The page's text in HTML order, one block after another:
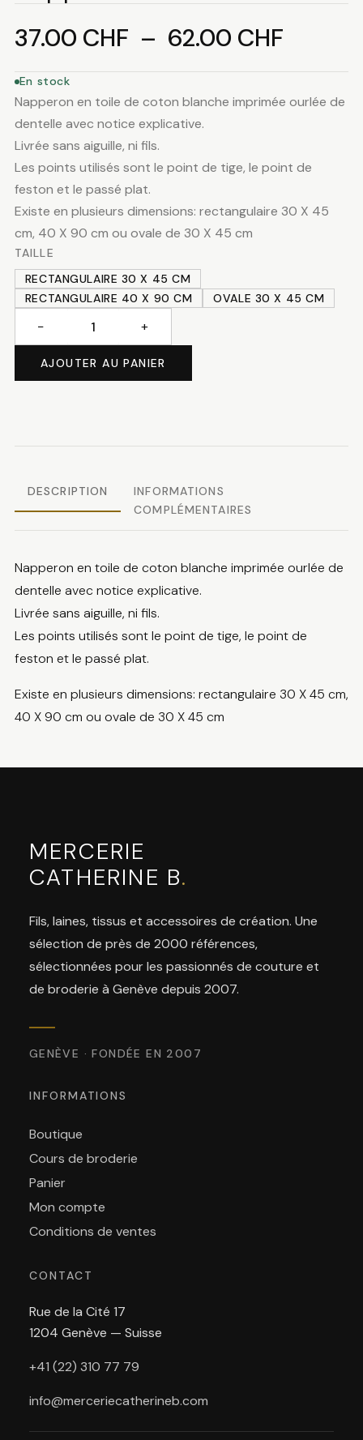
37.00 CHF – 62.00 CHFPlage
de
37.00
à
En stock
Napperon en toile de coton blanche imprimée ourlée de
dentelle avec notice explicative.
Livrée sans aiguille, ni fils.
Les points utilisés sont le point de tige, le point de
feston et le passé plat.
Existe en plusieurs dimensions: rectangulaire 30 X 45
cm, 40 X 90 cm ou ovale de 30 X 45 cm
TAILLE
RECTANGULAIRE 30 X 45 CM
RECTANGULAIRE 40 X 90 CM
OVALE 30 X 45 CM
Napperon
− +
AJOUTER AU PANIER
DESCRIPTION
INFORMATIONS
COMPLÉMENTAIRES
Napperon en toile de coton blanche imprimée ourlée de
dentelle avec notice explicative.
Livrée sans aiguille, ni fils.
Les points utilisés sont le point de tige, le point de
feston et le passé plat.
Existe en plusieurs dimensions: rectangulaire 30 X 45 cm,
40 X 90 cm ou ovale de 30 X 45 cm
MERCERIE
CATHERINE B.
Fils, laines, tissus et accessoires de création. Une
sélection de près de 2000 références,
sélectionnées pour les passionnés de couture et
de broderie à Genève depuis 2007.
GENÈVE · FONDÉE EN 2007
INFORMATIONS
Boutique
Cours de broderie
Panier
Mon compte
Conditions de ventes
CONTACT
Rue de la Cité 17
1204 Genève — Suisse
+41 (22) 310 77 79
info@merceriecatherineb.com